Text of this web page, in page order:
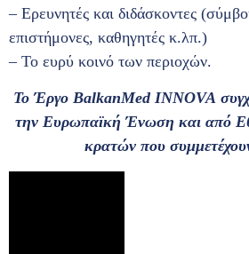
– Ερευνητές και διδάσκοντες
επιστήμονες, καθηγητές κ.λπ.)
– Το ευρύ κοινό των περιοχών.
Το Έργο BalkanMed INNOVA
την Ευρωπαϊκή Ένωση και από
κρατών που